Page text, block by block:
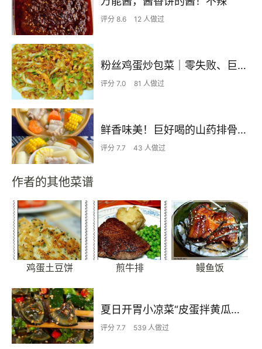
评分 8.6 12 人做过
粉丝鸡蛋炒包菜｜零失败、巨下饭
评分 7.0 81 人做过
鲜香味美！巨好喝的山药排骨汤！！
评分 7.7 43 人做过
作者的其他菜谱
鸡蛋土豆饼 煎牛排 鳗鱼饭
夏日开胃小凉菜“皮蛋拌黄瓜🥒”开胃减脂
评分 7.7 539 人做过